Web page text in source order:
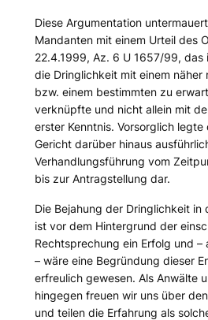
Diese Argumentation
Mandanten mit einem Urteil des
22.4.1999, Az. 6 U 1657/99, das
die Dringlichkeit mit einem
bzw. einem bestimmten zu
verknüpfte und nicht allein mit
erster Kenntnis. Vorsorglich
Gericht darüber hinaus
Verhandlungsführung vom
bis zur Antragstellung dar.
Die Bejahung der Dringlichkeit in
ist vor dem Hintergrund der
Rechtsprechung ein Erfolg und –
– wäre eine Begründung dieser
erfreulich gewesen. Als Anwälte
hingegen freuen wir uns über
und teilen die Erfahrung als